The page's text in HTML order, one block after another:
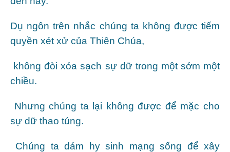
Dụ ngôn trên nhắc chúng ta không được tiếm
quyền xét xử của Thiên Chúa,
không đòi xóa sạch sự dữ trong một sớm một
chiều.
Nhưng chúng ta lại không được để mặc cho
sự dữ thao túng.
Chúng ta dám hy sinh mạng sống để xây